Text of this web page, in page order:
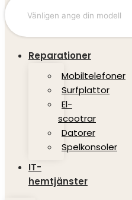
Reparationer
Mobiltelefoner
Surfplattor
El-
scootrar
Datorer
Spelkonsoler
IT-
hemtjänster